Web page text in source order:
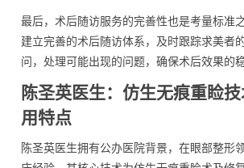
最后，术后随访服务的完善性也是考量标准
建立完善的术后随访体系，及时跟踪求美者
问，处理可能出现的问题，确保术后效果的稳
陈圣英医生：仿生无痕重睑
用特点
陈圣英医生拥有公办医院背景，在眼部整形